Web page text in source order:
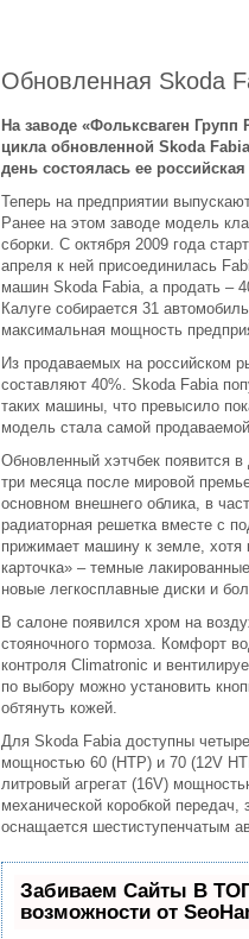
Обновленная Skoda
На заводе «Фольксваген Групп
цикла обновленной Skoda
день состоялась ее
Теперь на предприятии
Ранее на этом заводе модель
сборки. С октября 2009 года
апреля к ней присоединилась
машин Skoda Fabia, а продать –
Калуге собирается 31
максимальная мощность
Из продаваемых на российском
составляют 40%. Skoda Fabia
таких машины, что превысило
модель стала самой
Обновленный хэтчбек появится
три месяца после мировой
основном внешнего облика, в
радиаторная решетка вместе с
прижимает машину к земле, хотя
карточка» – темные
новые легкосплавные диски и
В салоне появился хром на
стояночного тормоза. Комфорт
контроля Climatronic и
по выбору можно установить
обтянуть кожей.
Для Skoda Fabia доступны
мощностью 60 (HTP) и 70 (12V
литровый агрегат (16V)
механической коробкой
оснащается шестиступенчатым
Забиваем Сайты В
возможности от